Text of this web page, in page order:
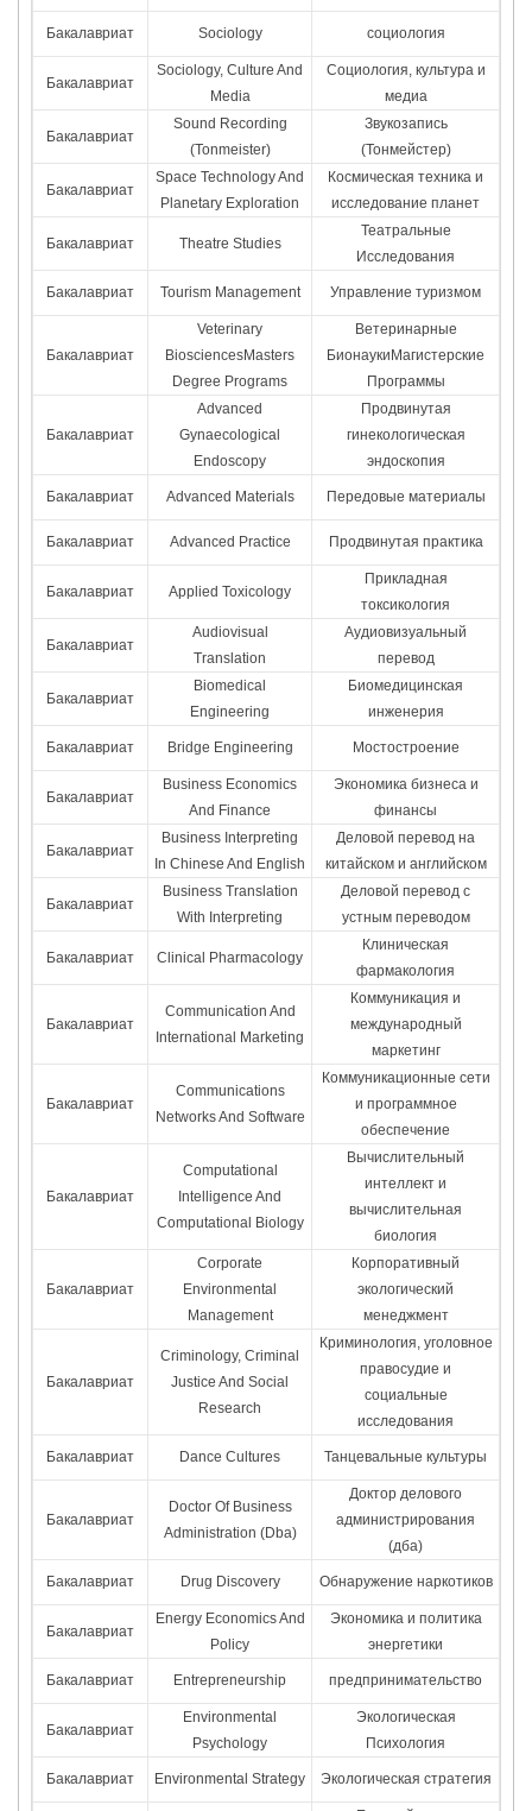
Бакалавриат Sociology социология
Бакалавриат
Sociology, Culture And
Media
Социология, культура и
медиа
Бакалавриат
Sound Recording
(Tonmeister)
Звукозапись
(Тонмейстер)
Бакалавриат
Space Technology And
Planetary Exploration
Космическая техника и
исследование планет
Бакалавриат Theatre Studies
Театральные
Исследования
Бакалавриат Tourism Management Управление туризмом
Бакалавриат
Veterinary
BiosciencesMasters
Degree Programs
Ветеринарные
БионаукиМагистерские
Программы
Бакалавриат
Advanced
Gynaecological
Endoscopy
Продвинутая
гинекологическая
эндоскопия
Бакалавриат Advanced Materials Передовые материалы
Бакалавриат Advanced Practice Продвинутая практика
Бакалавриат Applied Toxicology
Прикладная
токсикология
Бакалавриат
Audiovisual
Translation
Аудиовизуальный
перевод
Бакалавриат
Biomedical
Engineering
Биомедицинская
инженерия
Бакалавриат Bridge Engineering Мостостроение
Бакалавриат
Business Economics
And Finance
Экономика бизнеса и
финансы
Бакалавриат
Business Interpreting
In Chinese And English
Деловой перевод на
китайском и английском
Бакалавриат
Business Translation
With Interpreting
Деловой перевод с
устным переводом
Бакалавриат Clinical Pharmacology
Клиническая
фармакология
Бакалавриат
Communication And
International Marketing
Коммуникация и
международный
маркетинг
Бакалавриат
Communications
Networks And Software
Коммуникационные сети
и программное
обеспечение
Бакалавриат
Computational
Intelligence And
Computational Biology
Вычислительный
интеллект и
вычислительная
биология
Бакалавриат
Corporate
Environmental
Management
Корпоративный
экологический
менеджмент
Бакалавриат
Criminology, Criminal
Justice And Social
Research
Криминология, уголовное
правосудие и
социальные
исследования
Бакалавриат Dance Cultures Танцевальные культуры
Бакалавриат
Doctor Of Business
Administration (Dba)
Доктор делового
администрирования
(дба)
Бакалавриат Drug Discovery Обнаружение наркотиков
Бакалавриат
Energy Economics And
Policy
Экономика и политика
энергетики
Бакалавриат Entrepreneurship предпринимательство
Бакалавриат
Environmental
Psychology
Экологическая
Психология
Бакалавриат Environmental Strategy Экологическая стратегия